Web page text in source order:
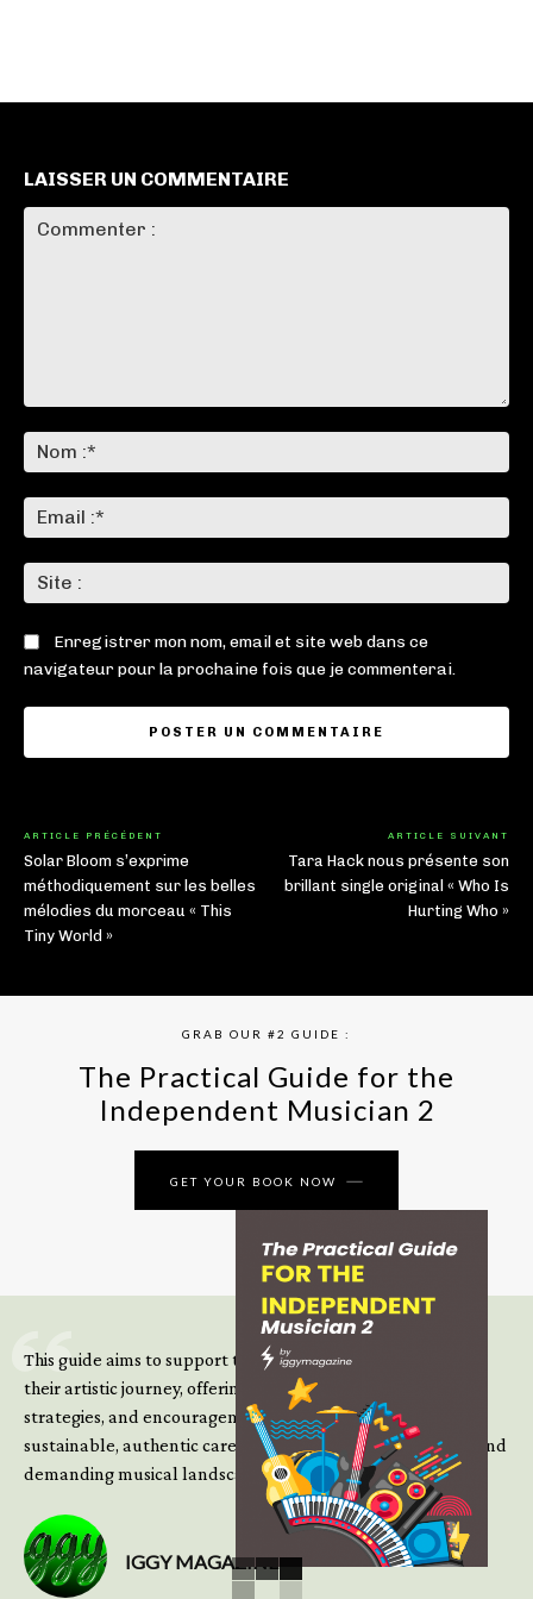
LAISSER UN COMMENTAIRE
:*
:*
:
Enregistrer mon nom, email et site web dans ce
navigateur pour la prochaine fois que je commenterai.
ARTICLE PRÉCÉDENT
Solar Bloom s’exprime
méthodiquement sur les belles
mélodies du morceau « This
Tiny World »
ARTICLE SUIVANT
Tara Hack nous présente son
brillant single original « Who Is
Hurting Who »
GRAB OUR #2 GUIDE :
The Practical Guide for the
Independent Musician 2
GET YOUR BOOK NOW
This guide aims to support those climbing the next steps of
their artistic journey, offering practical insight, updated
strategies, and encouragement to continue building
sustainable, authentic careers in an increasingly complex and
demanding musical landscape.
IGGY MAGAZINE